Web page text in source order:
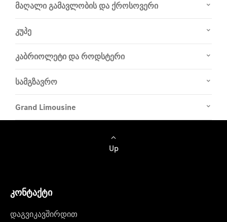
მაღალი გამავლობის და ქროსოვერი
კუპე
კაბრიოლეტი და როდსტერი
სამგზავრო
Grand Limousine
Up
კონტაქტი
დაგვიკავშირდით